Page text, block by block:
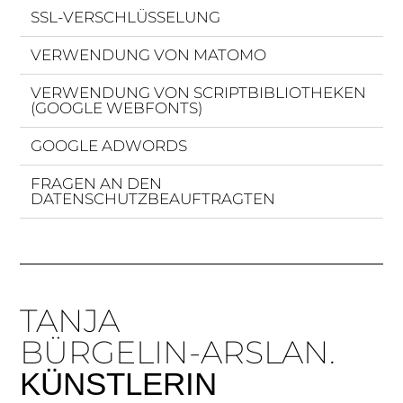
SSL-VERSCHLÜSSELUNG
VERWENDUNG VON MATOMO
VERWENDUNG VON SCRIPTBIBLIOTHEKEN
(GOOGLE WEBFONTS)
GOOGLE ADWORDS
FRAGEN AN DEN
DATENSCHUTZBEAUFTRAGTEN
TANJA
BÜRGELIN-ARSLAN.
KÜNSTLERIN